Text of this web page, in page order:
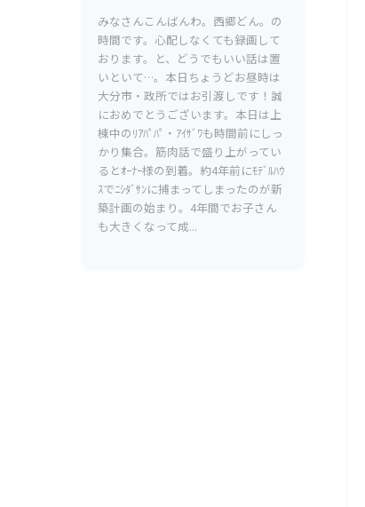
みなさんこんばんわ。西郷どん。の
時間です。心配しなくても録画して
おります。と、どうでもいい話は置
いといて…。本日ちょうどお昼時は
大分市・政所ではお引渡しです！誠
におめでとうございます。本日は上
棟中のﾘｱﾊﾟﾊﾟ・ｱｲｻﾞﾜも時間前にしっ
かり集合。筋肉話で盛り上がってい
るとｵｰﾅｰ様の到着。約4年前にﾓﾃﾞﾙﾊｳ
ｽでﾆｼﾀﾞｻﾝに捕まってしまったのが新
築計画の始まり。4年間でお子さん
も大きくなって成...